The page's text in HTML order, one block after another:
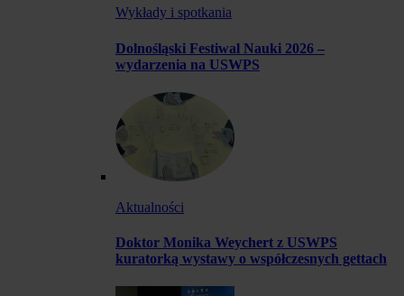
Wykłady i spotkania
Dolnośląski Festiwal Nauki 2026 –
wydarzenia na USWPS
Aktualności
Doktor Monika Weychert z USWPS
kuratorką wystawy o współczesnych gettach